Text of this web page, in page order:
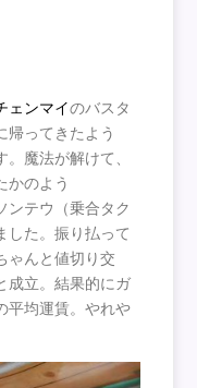
ェンマイのバスタ
帰ってきたよう
魔法が解けて、
かのよう
テウ（乗合タク
した。振り払って
ゃんと値切り交
成立。結果的にガ
平均運賃。やれや